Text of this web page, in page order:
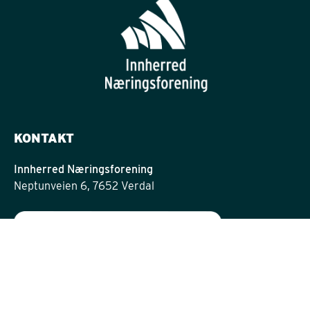
KONTAKT
Innherred Næringsforening
Neptunveien 6, 7652 Verdal